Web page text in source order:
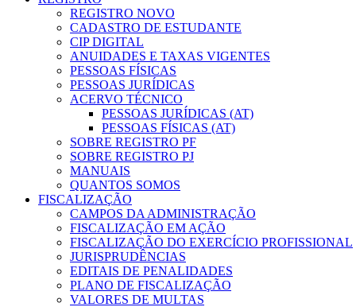
REGISTRO NOVO
CADASTRO DE ESTUDANTE
CIP DIGITAL
ANUIDADES E TAXAS VIGENTES
PESSOAS FÍSICAS
PESSOAS JURÍDICAS
ACERVO TÉCNICO
PESSOAS JURÍDICAS (AT)
PESSOAS FÍSICAS (AT)
SOBRE REGISTRO PF
SOBRE REGISTRO PJ
MANUAIS
QUANTOS SOMOS
FISCALIZAÇÃO
CAMPOS DA ADMINISTRAÇÃO
FISCALIZAÇÃO EM AÇÃO
FISCALIZAÇÃO DO EXERCÍCIO PROFISSIONAL
JURISPRUDÊNCIAS
EDITAIS DE PENALIDADES
PLANO DE FISCALIZAÇÃO
VALORES DE MULTAS